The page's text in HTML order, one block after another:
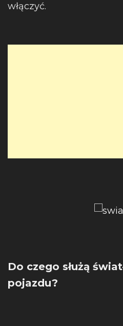
włączyć.
Do czego służą
pojazdu?